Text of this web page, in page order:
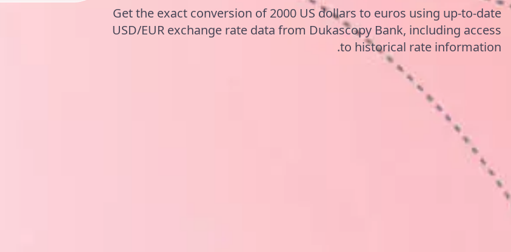
Get the exact conversion of 2000 US dollars to euros using up-to-date
USD/EUR exchange rate data from Dukascopy Bank, including access
to historical rate information.